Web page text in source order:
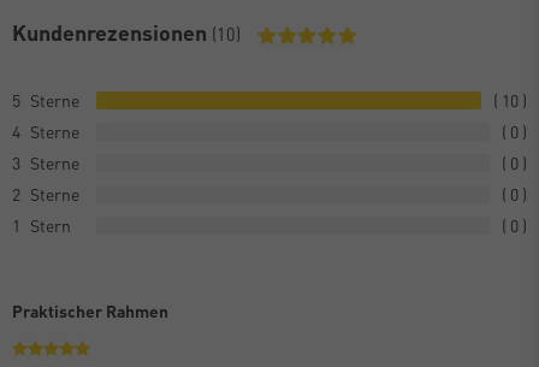
Kundenrezensionen (10)
5
10
4
0
3
0
2
0
1
0
Praktischer Rahmen